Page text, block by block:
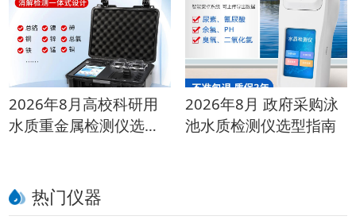
2026年8月高校科研用
水质重金属检测仪选购
2026年8月 政府采购泳
池水质检测仪选型指南
热门仪器